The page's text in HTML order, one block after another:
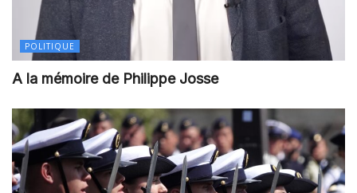
POLITIQUE
A la mémoire de Philippe Josse